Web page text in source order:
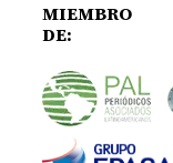
MIEMBRO
DE: